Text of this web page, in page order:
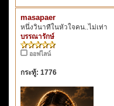
masapaer
หนึ่งวินาทีในหัวใจคน..ไม่เท่า
บรรณารักษ์
ออฟไลน์
กระทู้: 1776